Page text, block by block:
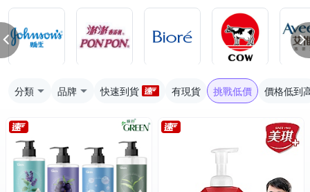
分類 品牌 快速到貨 有現貨 挑戰低價 價格低到